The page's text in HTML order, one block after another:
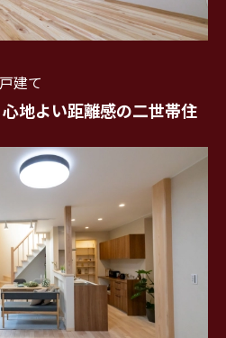
建て
地よい距離感の二世帯住